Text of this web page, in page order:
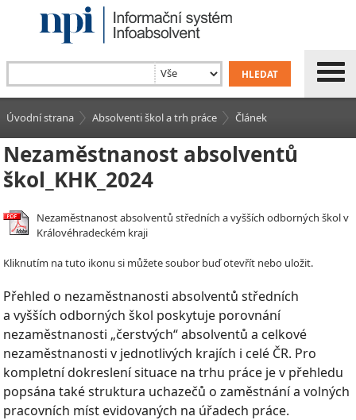
Úvodní strana Absolventi škol a trh práce Článek
Nezaměstnanost absolventů
škol_KHK_2024
Nezaměstnanost absolventů středních a vyšších odborných škol v
Královéhradeckém kraji
Kliknutím na tuto ikonu si můžete soubor buď otevřít nebo uložit.
Přehled o nezaměstnanosti absolventů středních
a vyšších odborných škol poskytuje porovnání
nezaměstnanosti „čerstvých“ absolventů a celkové
nezaměstnanosti v jednotlivých krajích i celé ČR. Pro
kompletní dokreslení situace na trhu práce je v přehledu
popsána také struktura uchazečů o zaměstnání a volných
pracovních míst evidovaných na úřadech práce.